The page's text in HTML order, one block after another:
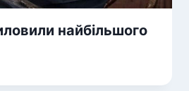
найбільшого